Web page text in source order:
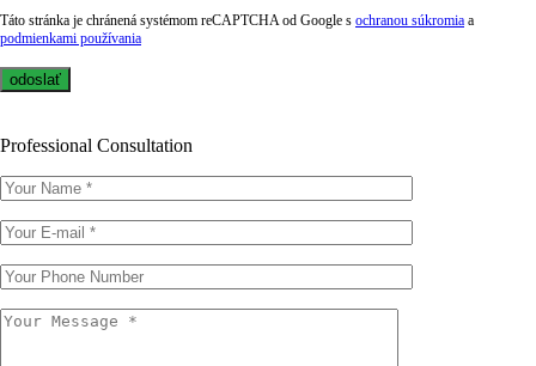
Táto stránka je chránená systémom reCAPTCHA od Google s ochranou súkromia a
podmienkami používania
Professional Consultation